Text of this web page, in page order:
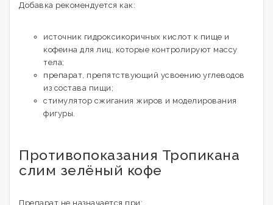
Добавка рекомендуется как:
источник гидроксикоричных кислот к пище и
кофеина для лиц, которые контролируют массу
тела;
препарат, препятствующий усвоению углеводов
из состава пищи;
стимулятор сжигания жиров и моделирования
фигуры.
Противопоказания Тропикана
слим зелёный кофе
Препарат не назначается при: